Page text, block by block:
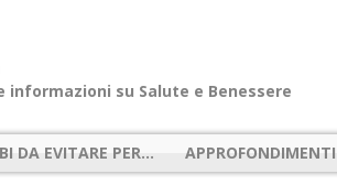
su Salute e Benessere
DA EVITARE PER… APPROFONDIMENTI